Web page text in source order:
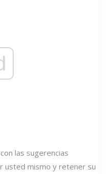
las sugerencias
usted mismo y retener su